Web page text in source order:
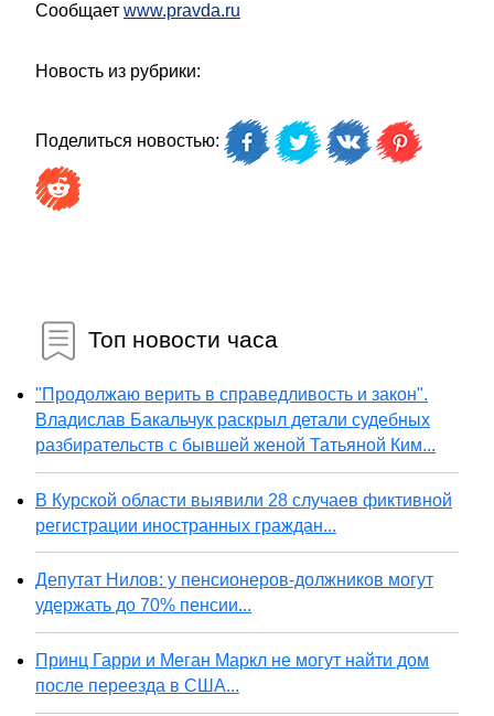
Сообщает www.pravda.ru
Новость из рубрики:
Поделиться новостью:
Топ новости часа
"Продолжаю верить в справедливость и закон".
Владислав Бакальчук раскрыл детали судебных
разбирательств с бывшей женой Татьяной Ким...
В Курской области выявили 28 случаев фиктивной
регистрации иностранных граждан...
Депутат Нилов: у пенсионеров-должников могут
удержать до 70% пенсии...
Принц Гарри и Меган Маркл не могут найти дом
после переезда в США...